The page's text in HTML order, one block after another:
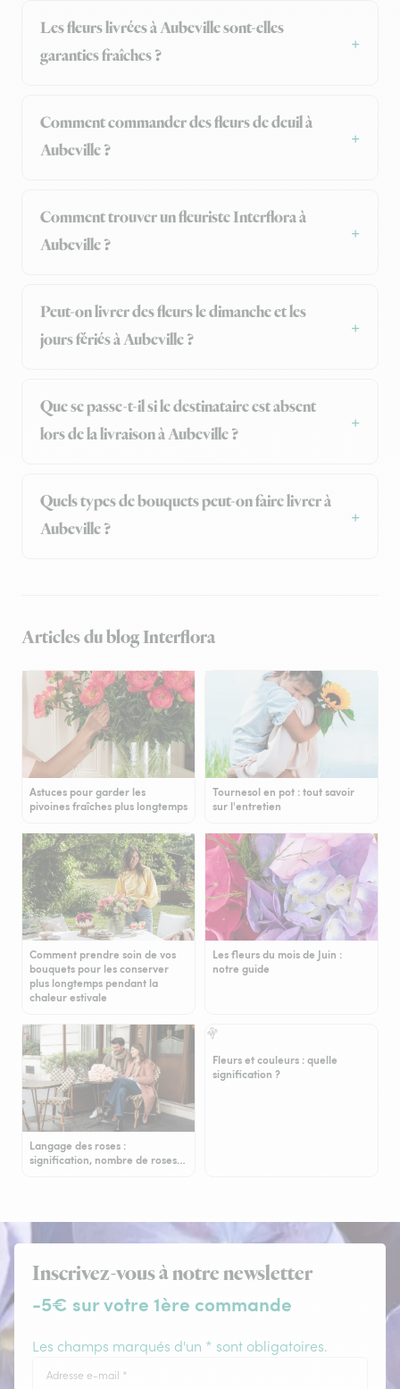
Les fleurs livrées à Aubeville sont-elles
garanties fraîches ?
Comment commander des fleurs de deuil à
Aubeville ?
Comment trouver un fleuriste Interflora à
Aubeville ?
Peut-on livrer des fleurs le dimanche et les
jours fériés à Aubeville ?
Que se passe-t-il si le destinataire est absent
lors de la livraison à Aubeville ?
Quels types de bouquets peut-on faire livrer à
Aubeville ?
Articles du blog Interflora
Astuces pour garder les
pivoines fraîches plus longtemps
Tournesol en pot : tout savoir
sur l'entretien
Comment prendre soin de vos
bouquets pour les conserver
plus longtemps pendant la
chaleur estivale
Les fleurs du mois de Juin :
notre guide
Langage des roses :
signification, nombre de roses…
Fleurs et couleurs : quelle
signification ?
Inscrivez-vous à notre newsletter
-5€ sur votre 1ère commande
Les champs marqués d'un * sont obligatoires.
Adresse e-mail *